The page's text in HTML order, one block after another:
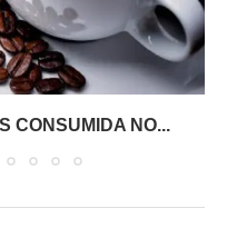
CONSUMIDA NO...